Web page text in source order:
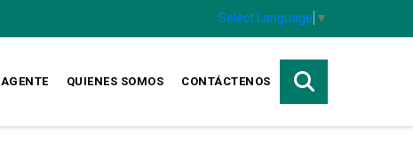
Select Language ▼
AGENTE QUIENES SOMOS CONTÁCTENOS